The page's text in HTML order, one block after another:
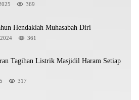
369
Hendaklah Muhasabah Diri
361
Tagihan Listrik Masjidil Haram Setiap
317